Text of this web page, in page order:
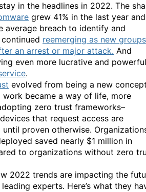
in the headlines in 2022. The
grew 41% in the last year and
average breach to identify and
reemerging as new groups
an arrest or major attack. And
even more lucrative and powerful
.
evolved from being a new
became a way of life, more
zero trust frameworks–
that request access are
proven otherwise.
saved nearly $1 million in
to organizations without zero
2022 trends are impacting the
experts. Here’s what they